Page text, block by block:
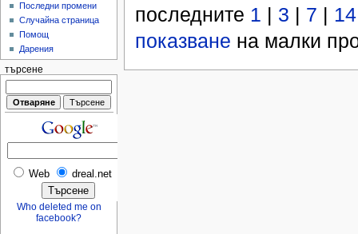
последните 1 | 3 | 7 | 14
показване на малки
Последни промени
Случайна страница
Помощ
Дарения
търсене
Web dreal.net
Who deleted me on
facebook?